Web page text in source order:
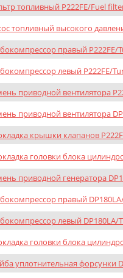
топливный P222FE/Fuel
топливный высокого
правый P222FE/
левый P222FE/
приводной вентилятора
приводной вентилятора
крышки клапанов
головки блока
приводной генератора
правый
левый DP180LA/
головки блока
уплотнительная форсунки